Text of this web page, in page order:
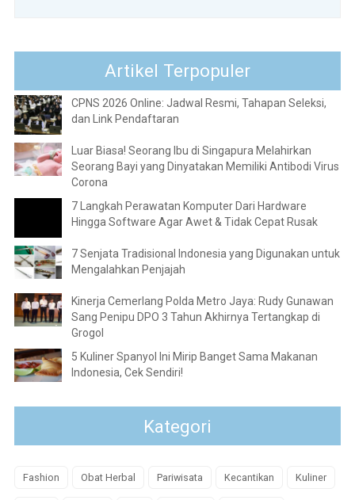
Artikel Terpopuler
CPNS 2026 Online: Jadwal Resmi, Tahapan Seleksi,
dan Link Pendaftaran
Luar Biasa! Seorang Ibu di Singapura Melahirkan
Seorang Bayi yang Dinyatakan Memiliki Antibodi Virus
Corona
7 Langkah Perawatan Komputer Dari Hardware
Hingga Software Agar Awet & Tidak Cepat Rusak
7 Senjata Tradisional Indonesia yang Digunakan untuk
Mengalahkan Penjajah
Kinerja Cemerlang Polda Metro Jaya: Rudy Gunawan
Sang Penipu DPO 3 Tahun Akhirnya Tertangkap di
Grogol
5 Kuliner Spanyol Ini Mirip Banget Sama Makanan
Indonesia, Cek Sendiri!
Kategori
Fashion Obat Herbal Pariwisata Kecantikan Kuliner